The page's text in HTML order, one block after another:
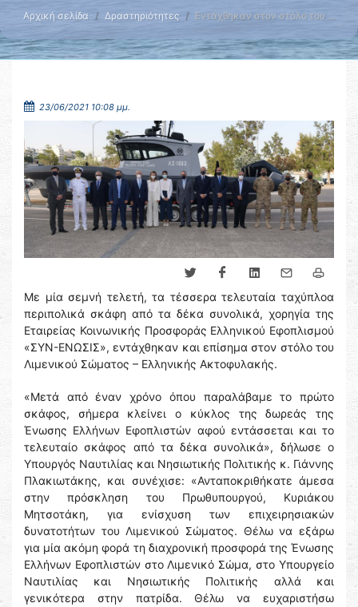
Αρχική σελίδα Δραστηριότητες Εντάχθηκαν στον στόλο του …
23/06/2021 10:08 μμ.
Με μία σεμνή τελετή, τα τέσσερα τελευταία ταχύπλοα
περιπολικά σκάφη από τα δέκα συνολικά, χορηγία της
Εταιρείας Κοινωνικής Προσφοράς Ελληνικού Εφοπλισμού
«ΣΥΝ-ΕΝΩΣΙΣ», εντάχθηκαν και επίσημα στον στόλο του
Λιμενικού Σώματος – Ελληνικής Ακτοφυλακής.
«Μετά από έναν χρόνο όπου παραλάβαμε το πρώτο
σκάφος, σήμερα κλείνει ο κύκλος της δωρεάς της
Ένωσης Ελλήνων Εφοπλιστών αφού εντάσσεται και το
τελευταίο σκάφος από τα δέκα συνολικά», δήλωσε ο
Υπουργός Ναυτιλίας και Νησιωτικής Πολιτικής κ. Γιάννης
Πλακιωτάκης, και συνέχισε: «Ανταποκριθήκατε άμεσα
στην πρόσκληση του Πρωθυπουργού, Κυριάκου
Μητσοτάκη, για ενίσχυση των επιχειρησιακών
δυνατοτήτων του Λιμενικού Σώματος. Θέλω να εξάρω
για μία ακόμη φορά τη διαχρονική προσφορά της Ένωσης
Ελλήνων Εφοπλιστών στο Λιμενικό Σώμα, στο Υπουργείο
Ναυτιλίας και Νησιωτικής Πολιτικής αλλά και
γενικότερα στην πατρίδα. Θέλω να ευχαριστήσω